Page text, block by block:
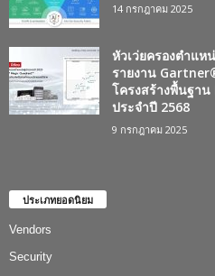
14 กรกฎาคม 2025
หัวเว่ยครองตำแ
รายงาน
โครงสร้างพื้นฐาน
ประจำปี 2568
9 กรกฎาคม 2025
ประเภทยอดนิยม
Vendors
Security